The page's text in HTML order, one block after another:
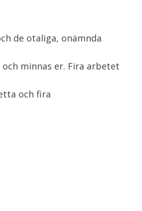
de otaliga, onämnda
minnas er. Fira arbetet
och fira